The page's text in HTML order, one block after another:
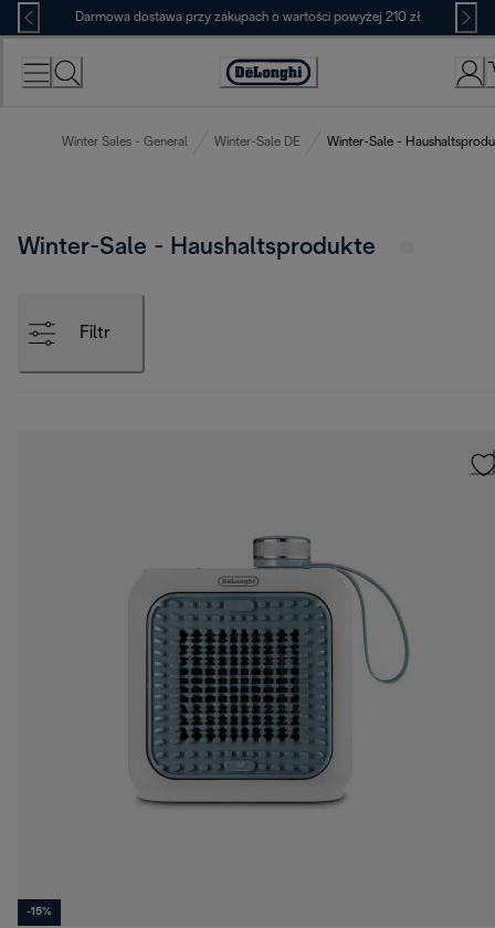
Skip
to
Content
Darmowa dostawa przy zakupach o wartości powyżej 210 zł
Deklaracja
Winter Sales - General Winter-Sale DE Winter-Sale -
Winter-Sale - Haushaltsprodukte
Filtr
-15%